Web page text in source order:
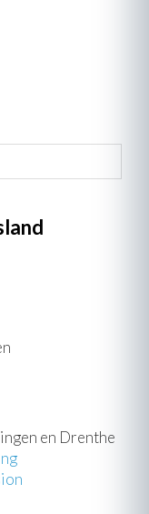
en Drenthe